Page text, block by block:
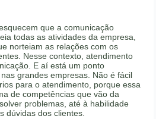
que a comunicação
todas as atividades da empresa,
norteiam as relações com os
Nesse contexto, atendimento
E aí está um ponto
grandes empresas. Não é fácil
para o atendimento, porque essa
de competências que vão da
problemas, até à habilidade
dúvidas dos clientes.